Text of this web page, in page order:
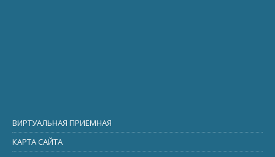
ВИРТУАЛЬНАЯ ПРИЕМНАЯ
КАРТА САЙТА